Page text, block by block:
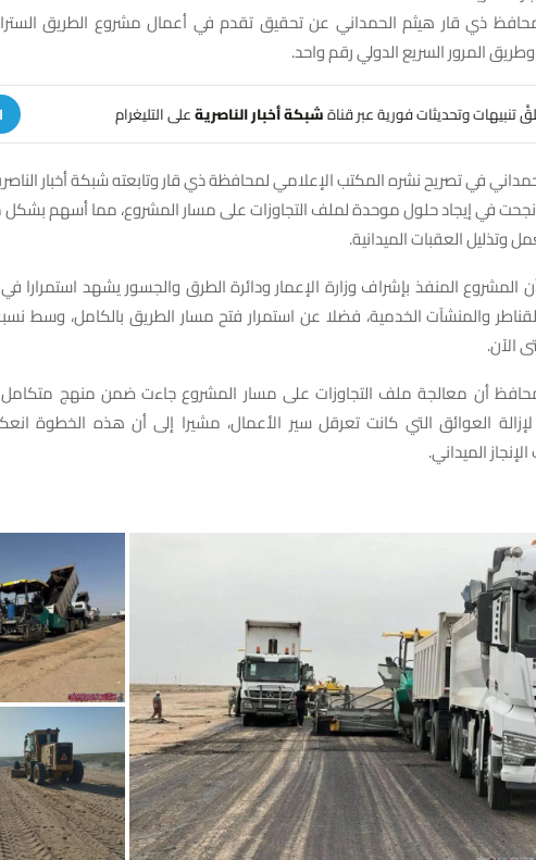
ذي قار هيثم الحمداني عن تحقيق تقدم في أعمال مشروع الطريق
وطريق المرور السريع الدولي رقم واحد.
تنبيهات وتحديثات فورية عبر قناةشبكة أخبار الناصريةعلى التليغرام
في تصريح نشره المكتب الإعلامي لمحافظة ذي قار وتابعته شبكة أخبار
نجحت في إيجاد حلول موحدة لملف التجاوزات على مسار المشروع، مما أسهم
وتذليل العقبات الميدانية.
المشروع المنفذ بإشراف وزارة الإعمار ودائرة الطرق والجسور يشهد استمرارا
الآن.
أن معالجة ملف التجاوزات على مسار المشروع جاءت ضمن منهج متكامل
لإزالة العوائق التي كانت تعرقل سير الأعمال، مشيرا إلى أن هذه الخطوة
الميداني.